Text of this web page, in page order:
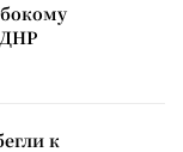
к